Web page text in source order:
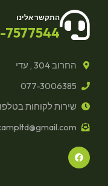
התקשר אלינו
7577544
החרוב 304 , עדי
077-3006385
שירות לקוחות בטלפון - 8:00-
F
a
c